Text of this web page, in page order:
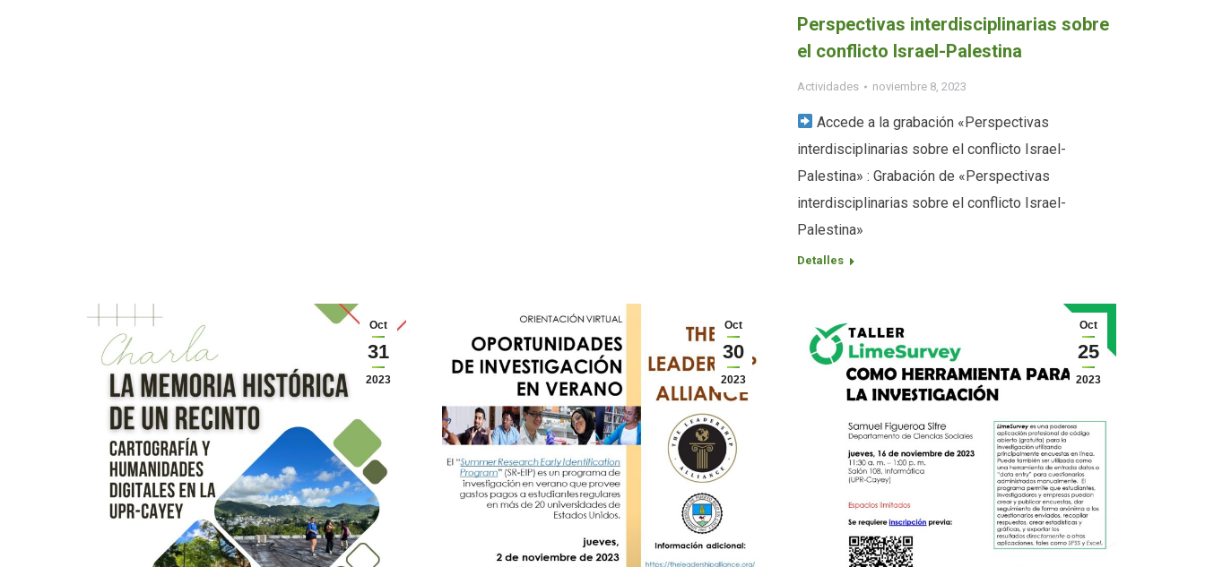
Perspectivas interdisciplinarias sobre
el conflicto Israel-Palestina
Actividades noviembre 8, 2023
Accede a la grabación «Perspectivas
interdisciplinarias sobre el conflicto Israel-
Palestina» : Grabación de «Perspectivas
interdisciplinarias sobre el conflicto Israel-
Palestina»
Detalles
Oct
31
2023
Oct
30
2023
Oct
25
2023